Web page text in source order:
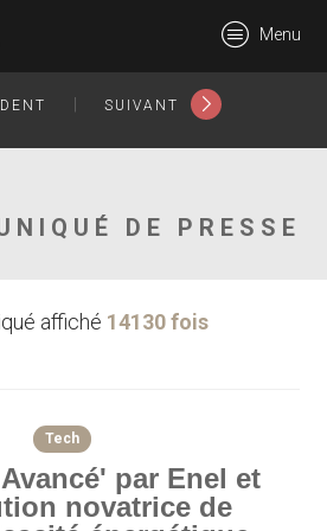
Menu
SUIVANT
DE PRESSE
affiché 14130 fois
Tech
par Enel et
novatrice de